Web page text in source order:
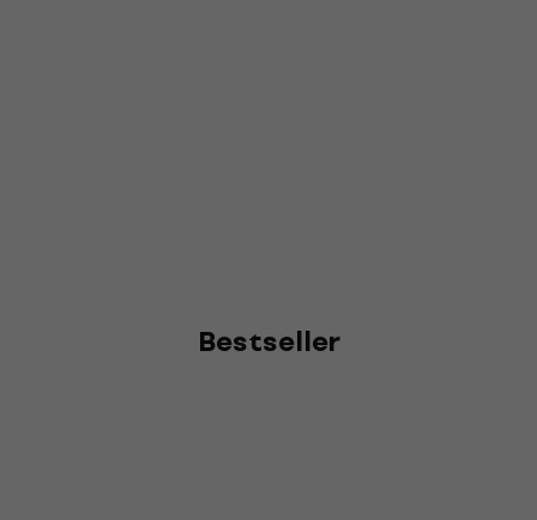
Bestseller